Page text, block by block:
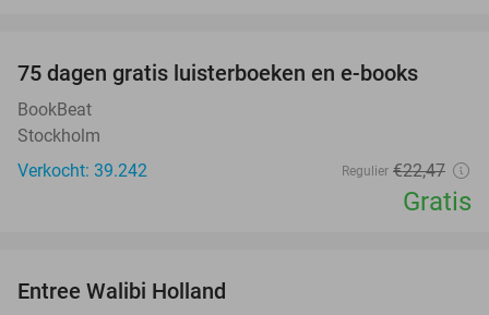
75 dagen gratis luisterboeken en e-books
BookBeat
Stockholm
Verkocht: 39.242
Regulier €22,47
Gratis
Entree Walibi Holland